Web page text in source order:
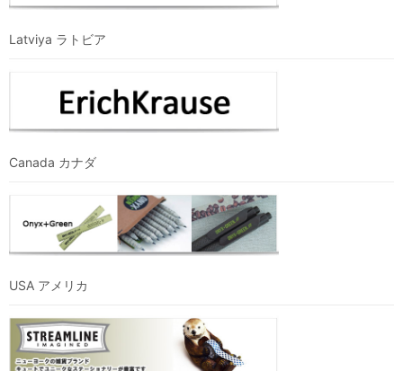
Latviya ラトビア
Canada カナダ
USA アメリカ